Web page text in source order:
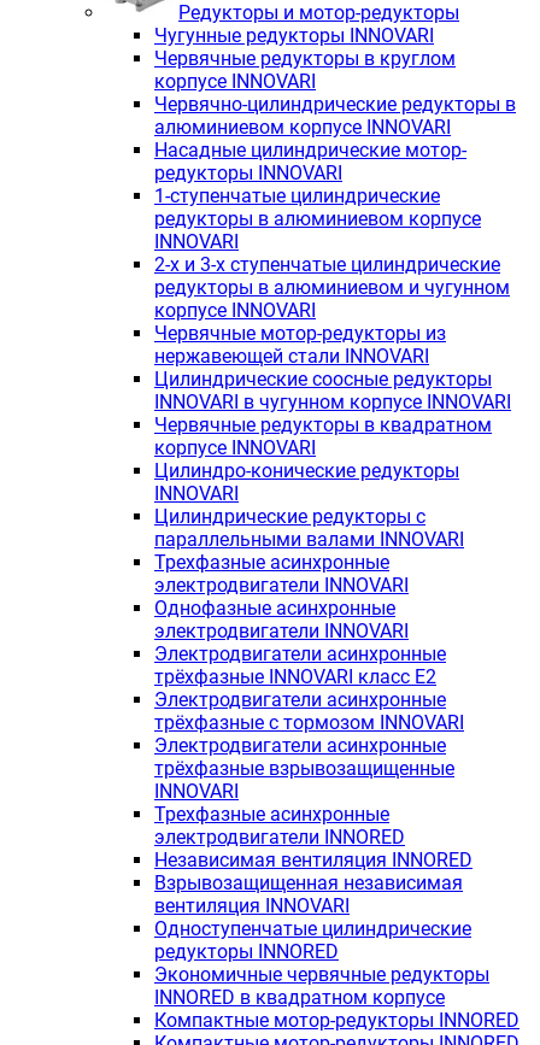
Редукторы и мотор-редукторы
Чугунные редукторы INNOVARI
Червячные редукторы в круглом
корпусе INNOVARI
Червячно-цилиндрические редукторы в
алюминиевом корпусе INNOVARI
Насадные цилиндрические мотор-
редукторы INNOVARI
1-ступенчатые цилиндрические
редукторы в алюминиевом корпусе
INNOVARI
2-х и 3-х ступенчатые цилиндрические
редукторы в алюминиевом и чугунном
корпусе INNOVARI
Червячные мотор-редукторы из
нержавеющей стали INNOVARI
Цилиндрические соосные редукторы
INNOVARI в чугунном корпусе INNOVARI
Червячные редукторы в квадратном
корпусе INNOVARI
Цилиндро-конические редукторы
INNOVARI
Цилиндрические редукторы с
параллельными валами INNOVARI
Трехфазные асинхронные
электродвигатели INNOVARI
Однофазные асинхронные
электродвигатели INNOVARI
Электродвигатели асинхронные
трёхфазные INNOVARI класс E2
Электродвигатели асинхронные
трёхфазные с тормозом INNOVARI
Электродвигатели асинхронные
трёхфазные взрывозащищенные
INNOVARI
Трехфазные асинхронные
электродвигатели INNORED
Независимая вентиляция INNORED
Взрывозащищенная независимая
вентиляция INNOVARI
Одноступенчатые цилиндрические
редукторы INNORED
Экономичные червячные редукторы
INNORED в квадратном корпусе
Компактные мотор-редукторы INNORED